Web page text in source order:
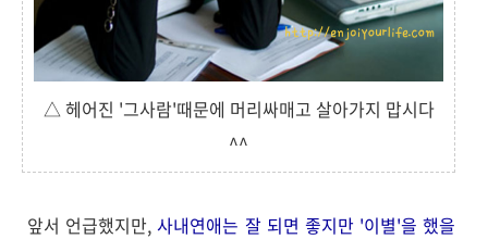
△ 헤어진 '그사람'때문에 머리싸매고 살아가지 맙시다
^^
앞서 언급했지만,사내연애는 잘 되면 좋지만 '이별'을 했을